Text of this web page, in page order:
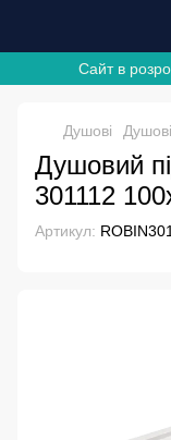
Сайт в
Душові
Душовий
301112
Артикул: